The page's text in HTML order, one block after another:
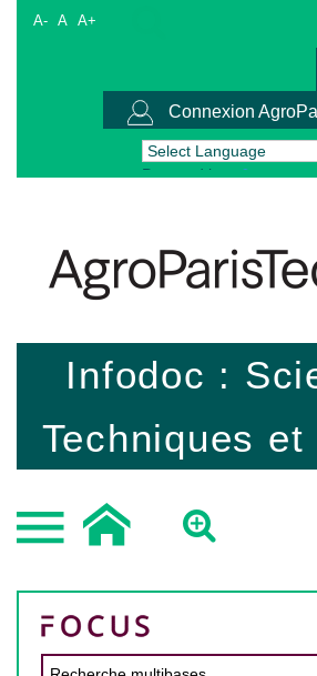
A- A A+
Connexion
Powered by
Infodoc :
Techniques et